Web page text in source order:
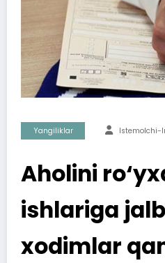
Yangiliklar Istemolchi-
Aholini
ishlariga
xodimlar